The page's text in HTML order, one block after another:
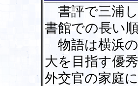
書評で三浦
書館での長い
物語は横浜
大を目指す優
外交官の家庭